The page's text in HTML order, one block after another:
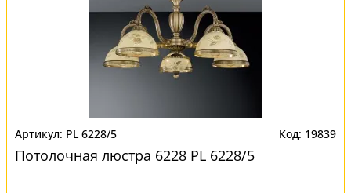
PL 6228/5 19839
Потолочная люстра 6228 PL 6228/5